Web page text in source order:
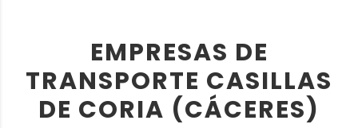
EMPRESAS DE
TRANSPORTE CASILLAS
DE CORIA (CÁCERES)